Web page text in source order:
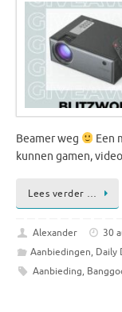
Beamer weg
Een
kunnen gamen,
Lees verder …
Alexander
30
Aanbiedingen, Daily
Aanbieding,